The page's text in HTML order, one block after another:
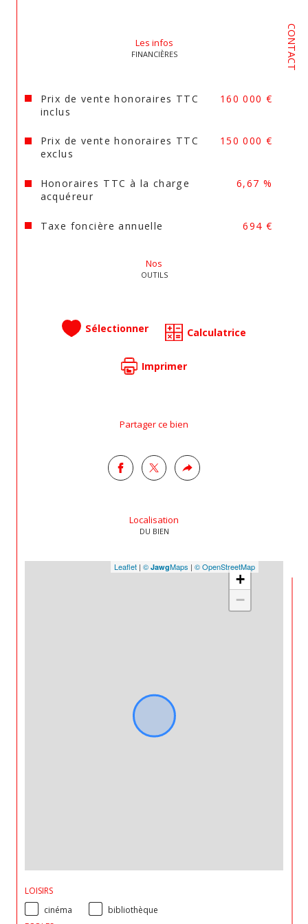
CONTACT
Les infos
FINANCIÈRES
Prix de vente honoraires TTC
inclus
160 000 €
Prix de vente honoraires TTC
exclus
150 000 €
Honoraires TTC à la charge
acquéreur
6,67 %
Taxe foncière annuelle 694 €
Nos
OUTILS
Sélectionner Calculatrice
Imprimer
Partager ce bien
Localisation
DU BIEN
+
−
Leaflet | © JawgMaps | © OpenStreetMap
LOISIRS
cinéma
bibliothèque